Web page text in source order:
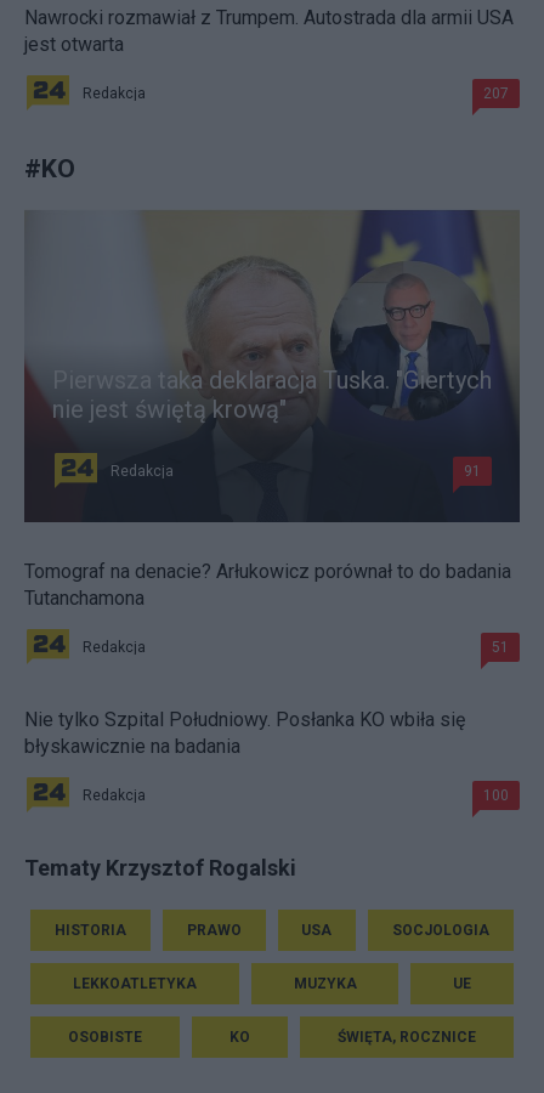
Nawrocki rozmawiał z Trumpem. Autostrada dla armii USA
jest otwarta
Redakcja 207
#KO
Pierwsza taka deklaracja Tuska. "Giertych
nie jest świętą krową"
Redakcja 91
Tomograf na denacie? Arłukowicz porównał to do badania
Tutanchamona
Redakcja 51
Nie tylko Szpital Południowy. Posłanka KO wbiła się
błyskawicznie na badania
Redakcja 100
Tematy Krzysztof Rogalski
HISTORIA PRAWO USA SOCJOLOGIA
LEKKOATLETYKA MUZYKA UE
OSOBISTE KO ŚWIĘTA, ROCZNICE